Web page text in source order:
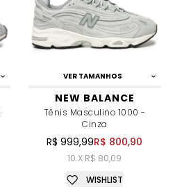
VER TAMANHOS
NEW BALANCE
Tênis Masculino 1000 -
Cinza
R$ 999,99R$ 800,90
10 X R$ 80,09
WISHLIST